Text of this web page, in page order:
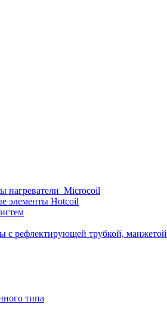
нагреватели_Microcoil
элементы Hotcoil
с рефлектирующей трубкой, манжетой
типа